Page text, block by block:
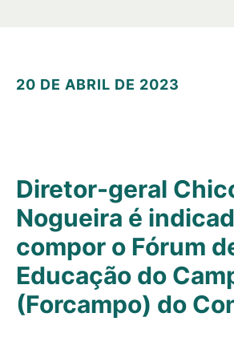
20 DE ABRIL DE 2023
Diretor-geral
Nogueira é
compor o Fórum
Educação do
(Forcampo) do